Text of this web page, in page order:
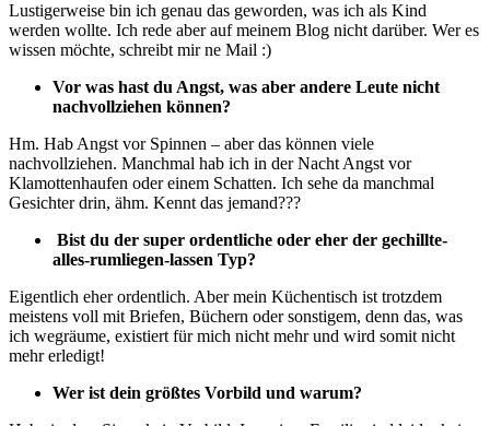
Lustigerweise bin ich genau das geworden, was ich als Kind
werden wollte. Ich rede aber auf meinem Blog nicht darüber. Wer es
wissen möchte, schreibt mir ne Mail :)
Vor was hast du Angst, was aber andere Leute nicht
nachvollziehen können?
Hm. Hab Angst vor Spinnen – aber das können viele
nachvollziehen. Manchmal hab ich in der Nacht Angst vor
Klamottenhaufen oder einem Schatten. Ich sehe da manchmal
Gesichter drin, ähm. Kennt das jemand???
Bist du der super ordentliche oder eher der gechillte-
alles-rumliegen-lassen Typ?
Eigentlich eher ordentlich. Aber mein Küchentisch ist trotzdem
meistens voll mit Briefen, Büchern oder sonstigem, denn das, was
ich wegräume, existiert für mich nicht mehr und wird somit nicht
mehr erledigt!
Wer ist dein größtes Vorbild und warum?